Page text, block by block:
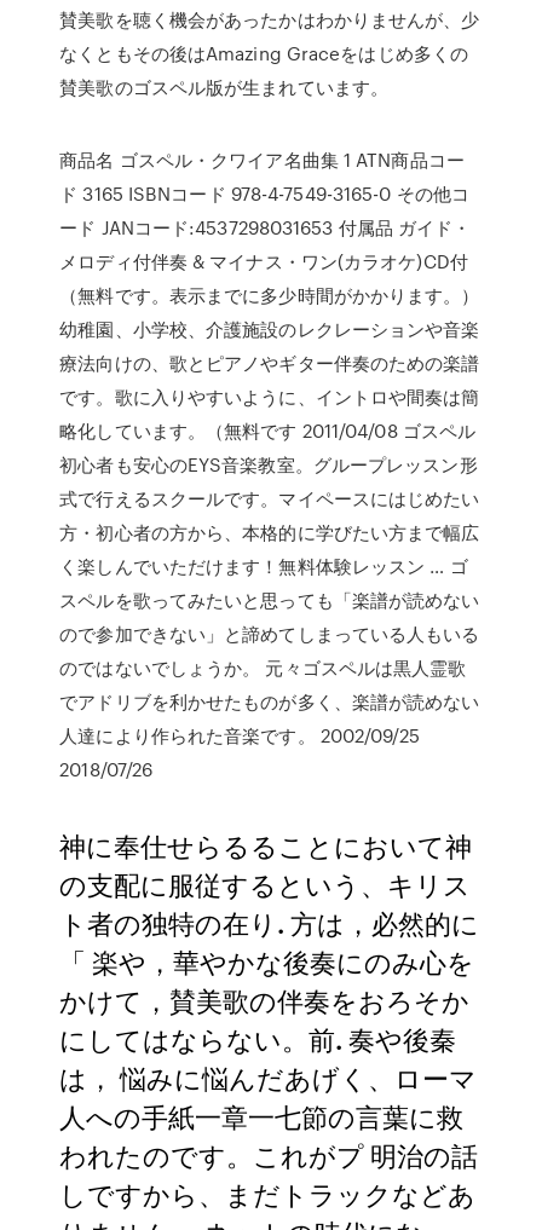
賛美歌を聴く機会があったかはわかりませんが、少
なくともその後はAmazing Graceをはじめ多くの
賛美歌のゴスペル版が生まれています。
商品名 ゴスペル・クワイア名曲集 1 ATN商品コー
ド 3165 ISBNコード 978-4-7549-3165-0 その他コ
ード JANコード:4537298031653 付属品 ガイド・
メロディ付伴奏 & マイナス・ワン(カラオケ)CD付
（無料です。表示までに多少時間がかかります。）
幼稚園、小学校、介護施設のレクレーションや音楽
療法向けの、歌とピアノやギター伴奏のための楽譜
です。歌に入りやすいように、イントロや間奏は簡
略化しています。（無料です 2011/04/08 ゴスペル
初心者も安心のEYS音楽教室。グループレッスン形
式で行えるスクールです。マイペースにはじめたい
方・初心者の方から、本格的に学びたい方まで幅広
く楽しんでいただけます！無料体験レッスン … ゴ
スペルを歌ってみたいと思っても「楽譜が読めない
ので参加できない」と諦めてしまっている人もいる
のではないでしょうか。 元々ゴスペルは黒人霊歌
でアドリブを利かせたものが多く、楽譜が読めない
人達により作られた音楽です。 2002/09/25
2018/07/26
神に奉仕せらるることにおいて神
の支配に服従するという、キリス
ト者の独特の在り. 方は，必然的に
「 楽や，華やかな後奏にのみ心を
かけて，賛美歌の伴奏をおろそか
にしてはならない。前. 奏や後秦
は， 悩みに悩んだあげく、ローマ
人への手紙一章一七節の言葉に救
われたのです。これがプ 明治の話
しですから、まだトラックなどあ